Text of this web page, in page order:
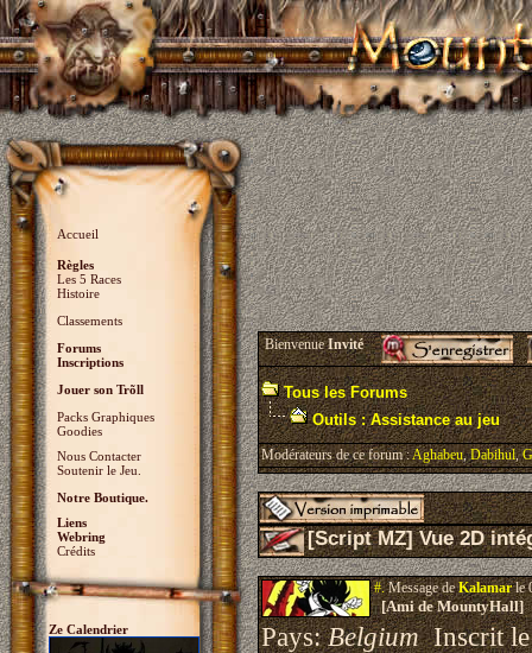
Accueil
Règles
Les 5 Races
Histoire
Classements
Forums
Inscriptions
Jouer son Trõll
Packs Graphiques
Goodies
Nous Contacter
Soutenir le Jeu.
Notre Boutique.
Liens
Webring
Crédits
Ze Calendrier
BienvenueInvité
Tous les Forums
Outils : Assistance au jeu
Modérateurs de ce forum :Aghabeu,Dabihul,
[Script MZ] Vue 2D
#.Message deKalamarle
[Ami de MountyHall]
Pays:BelgiumInscrit